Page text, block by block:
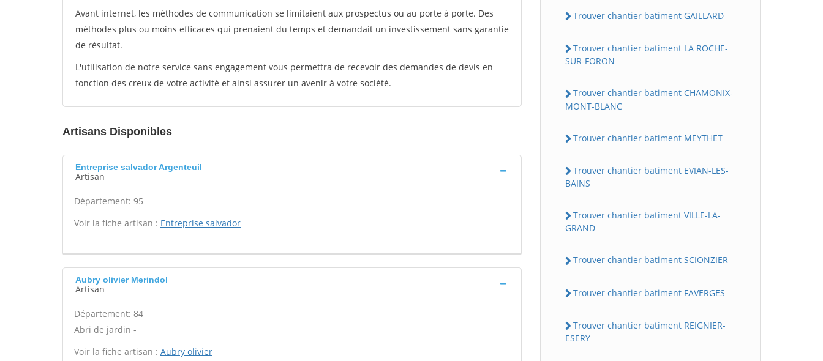
Avant internet, les méthodes de communication se limitaient aux prospectus ou au porte à porte. Des
méthodes plus ou moins efficaces qui prenaient du temps et demandait un investissement sans garantie
de résultat.
L'utilisation de notre service sans engagement vous permettra de recevoir des demandes de devis en
fonction des creux de votre activité et ainsi assurer un avenir à votre société.
Artisans Disponibles
Entreprise salvador Argenteuil
Artisan
Département: 95
Voir la fiche artisan : Entreprise salvador
Aubry olivier Merindol
Artisan
Département: 84
Abri de jardin -
Voir la fiche artisan : Aubry olivier
Trouver chantier batiment GAILLARD
Trouver chantier batiment LA ROCHE-
SUR-FORON
Trouver chantier batiment CHAMONIX-
MONT-BLANC
Trouver chantier batiment MEYTHET
Trouver chantier batiment EVIAN-LES-
BAINS
Trouver chantier batiment VILLE-LA-
GRAND
Trouver chantier batiment SCIONZIER
Trouver chantier batiment FAVERGES
Trouver chantier batiment REIGNIER-
ESERY